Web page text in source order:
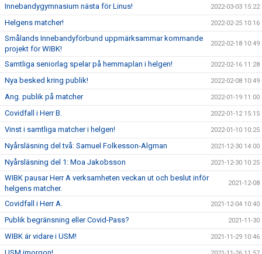
Innebandygymnasium nästa för Linus! 2022-03-03 15:22
Helgens matcher! 2022-02-25 10:16
Smålands Innebandyförbund uppmärksammar kommande
projekt för WIBK!
2022-02-18 10:49
Samtliga seniorlag spelar på hemmaplan i helgen! 2022-02-16 11:28
Nya besked kring publik! 2022-02-08 10:49
Ang. publik på matcher 2022-01-19 11:00
Covidfall i Herr B. 2022-01-12 15:15
Vinst i samtliga matcher i helgen! 2022-01-10 10:25
Nyårsläsning del två: Samuel Folkesson-Algman 2021-12-30 14:00
Nyårsläsning del 1: Moa Jakobsson 2021-12-30 10:25
WIBK pausar Herr A verksamheten veckan ut och beslut inför
helgens matcher.
2021-12-08
Covidfall i Herr A. 2021-12-04 10:40
Publik begränsning eller Covid-Pass? 2021-11-30
WIBK är vidare i USM! 2021-11-29 10:46